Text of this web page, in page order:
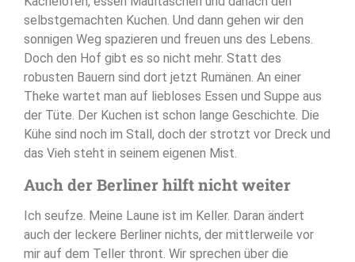
selbstgemachten Kuchen. Und dann gehen wir den
sonnigen Weg spazieren und freuen uns des Lebens.
Doch den Hof gibt es so nicht mehr. Statt des
robusten Bauern sind dort jetzt Rumänen. An einer
Theke wartet man auf liebloses Essen und Suppe aus
der Tüte. Der Kuchen ist schon lange Geschichte. Die
Kühe sind noch im Stall, doch der strotzt vor Dreck und
das Vieh steht in seinem eigenen Mist.
Auch der Berliner hilft nicht weiter
Ich seufze. Meine Laune ist im Keller. Daran ändert
auch der leckere Berliner nichts, der mittlerweile vor
mir auf dem Teller thront. Wir sprechen über die